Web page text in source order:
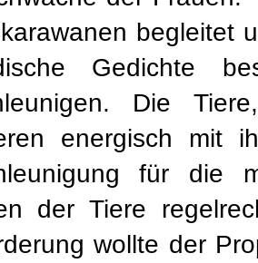
begleitet
Gedichte
Die
energisch mit
für die
der Tiere
wollte der